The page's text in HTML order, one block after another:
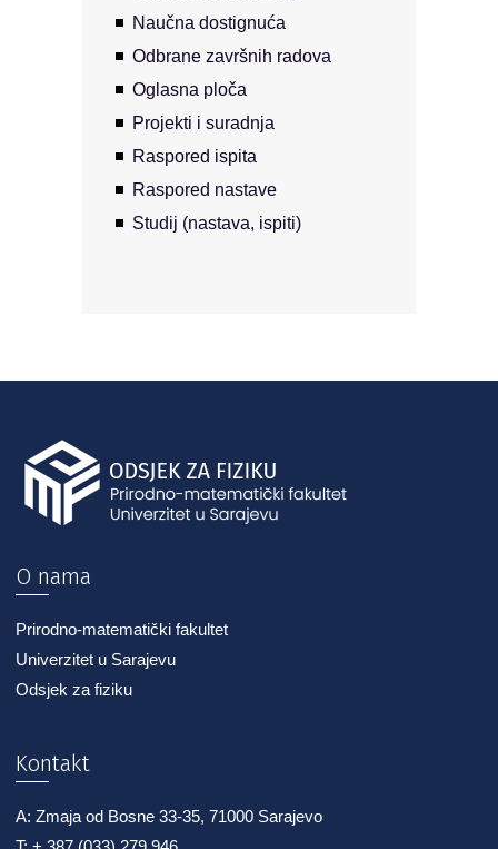
Naučna dostignuća
Odbrane završnih radova
Oglasna ploča
Projekti i suradnja
Raspored ispita
Raspored nastave
Studij (nastava, ispiti)
O nama
Prirodno-matematički fakultet
Univerzitet u Sarajevu
Odsjek za fiziku
Kontakt
A: Zmaja od Bosne 33-35, 71000 Sarajevo